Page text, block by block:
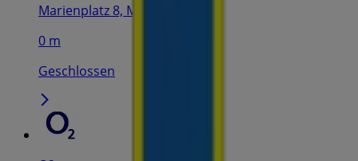
Marienplatz 8, München
0 m
Geschlossen